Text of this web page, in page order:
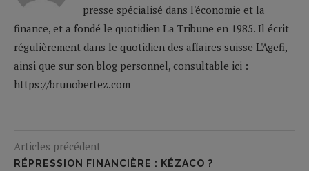
presse spécialisé dans l'économie et la
finance, et a fondé le quotidien La Tribune en 1985. Il écrit
régulièrement dans le quotidien des affaires suisse L'Agefi,
ainsi que sur son blog personnel, consultable ici :
https://brunobertez.com
Articles précédent
RÉPRESSION FINANCIÈRE : KÉZACO ?